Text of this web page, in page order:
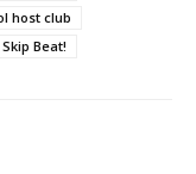
host club
Skip Beat!